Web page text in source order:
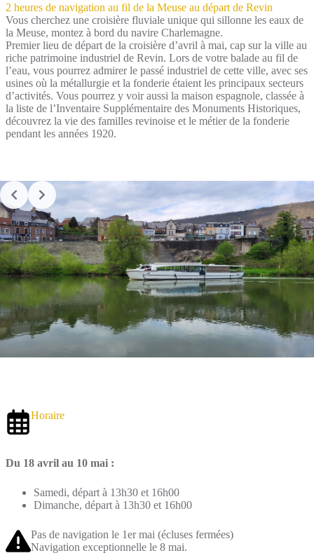
2 heures de navigation au fil de la Meuse au départ de Revin
Vous cherchez une croisière fluviale unique qui sillonne les eaux de
la Meuse, montez à bord du navire Charlemagne.
Premier lieu de départ de la croisière d’avril à mai, cap sur la ville au
riche patrimoine industriel de Revin. Lors de votre balade au fil de
l’eau, vous pourrez admirer le passé industriel de cette ville, avec ses
usines où la métallurgie et la fonderie étaient les principaux secteurs
d’activités. Vous pourrez y voir aussi la maison espagnole, classée à
la liste de l’Inventaire Supplémentaire des Monuments Historiques,
découvrez la vie des familles revinoise et le métier de la fonderie
pendant les années 1920.
Horaire
Du 18 avril au 10 mai :
Samedi, départ à 13h30 et 16h00
Dimanche, départ à 13h30 et 16h00
Pas de navigation le 1er mai (écluses fermées)
Navigation exceptionnelle le 8 mai.